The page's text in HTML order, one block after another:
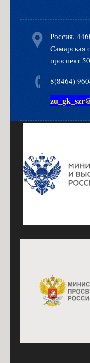
Россия,
Самарская
проспект
8(8464)